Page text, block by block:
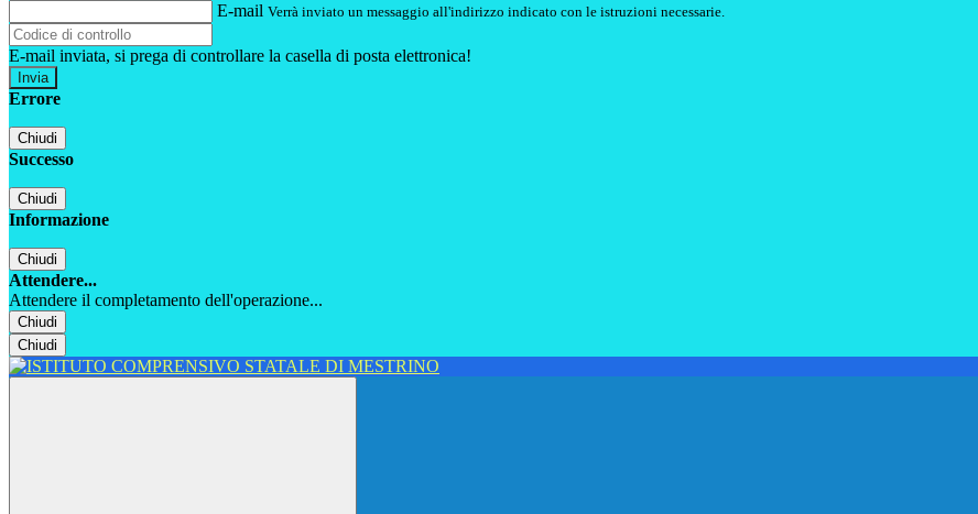
E-mail Verrà inviato un messaggio all'indirizzo indicato con le istruzioni necessarie.
E-mail inviata, si prega di controllare la casella di posta elettronica!
Errore
Chiudi
Successo
Chiudi
Informazione
Chiudi
Attendere...
Attendere il completamento dell'operazione...
Chiudi
Chiudi